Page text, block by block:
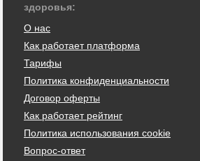
здоровья:
О нас
Как работает платформа
Тарифы
Политика конфиденциальности
Договор оферты
Как работает рейтинг
Политика использования cookie
Вопрос-ответ